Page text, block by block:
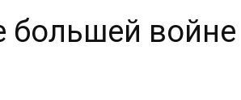
большей войне